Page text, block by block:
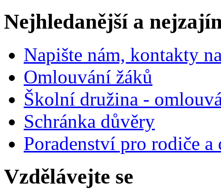
Nejhledanější a
Napište nám, kontakty
Omlouvání žáků
Školní družina -
Schránka důvěry
Poradenství pro rodiče
Vzdělávejte se